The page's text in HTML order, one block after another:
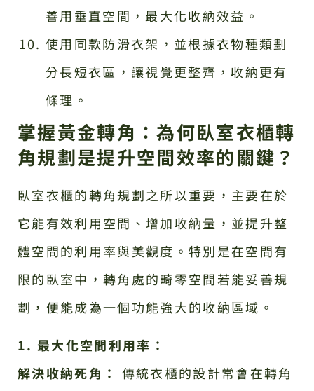
善用垂直空間，最大化收納效益。
使用同款防滑衣架，並根據衣物種類劃
分長短衣區，讓視覺更整齊，收納更有
條理。
掌握黃金轉角：為何臥室衣櫃轉
角規劃是提升空間效率的關鍵？
臥室衣櫃的轉角規劃之所以重要，主要在於
它能有效利用空間、增加收納量，並提升整
體空間的利用率與美觀度。特別是在空間有
限的臥室中，轉角處的畸零空間若能妥善規
劃，便能成為一個功能強大的收納區域。
1. 最大化空間利用率：
解決收納死角：
傳統衣櫃的設計常會在轉角